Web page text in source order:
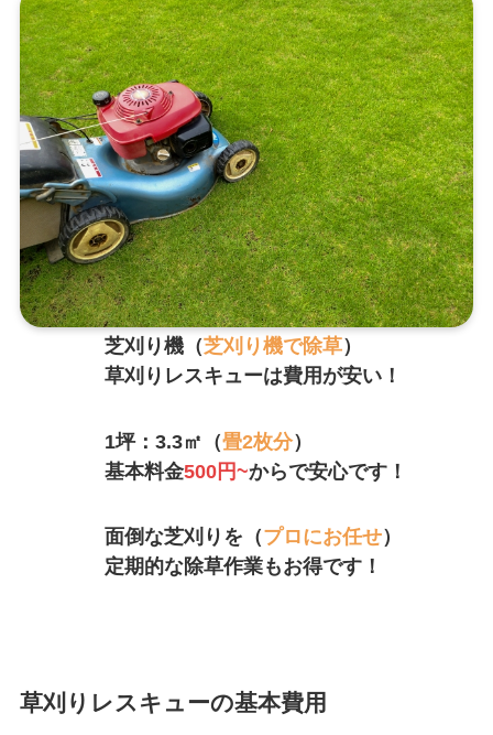
芝刈り機（芝刈り機で除草）
草刈りレスキューは費用が安い！
1坪：3.3㎡（畳2枚分）
基本料金500円~からで安心です！
面倒な芝刈りを（プロにお任せ）
定期的な除草作業もお得です！
草刈りレスキューの基本費用